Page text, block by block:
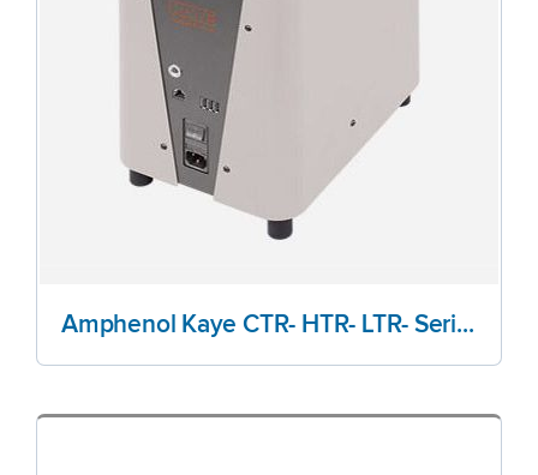
Amphenol Kaye CTR- HTR- LTR- Series